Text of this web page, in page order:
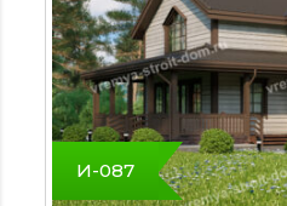
И-087